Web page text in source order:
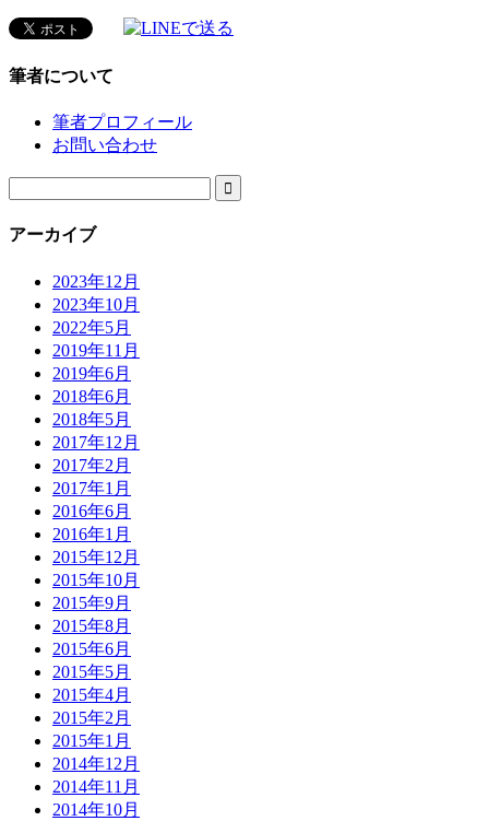
筆者について
筆者プロフィール
お問い合わせ

アーカイブ
2023年12月
2023年10月
2022年5月
2019年11月
2019年6月
2018年6月
2018年5月
2017年12月
2017年2月
2017年1月
2016年6月
2016年1月
2015年12月
2015年10月
2015年9月
2015年8月
2015年6月
2015年5月
2015年4月
2015年2月
2015年1月
2014年12月
2014年11月
2014年10月